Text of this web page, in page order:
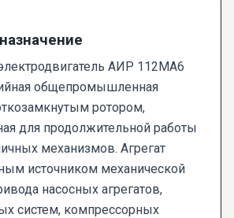
АИР 112МА6
общепромышленная
ротором,
для продолжительной работы
механизмов. Агрегат
источником механической
насосных агрегатов,
систем, компрессорных